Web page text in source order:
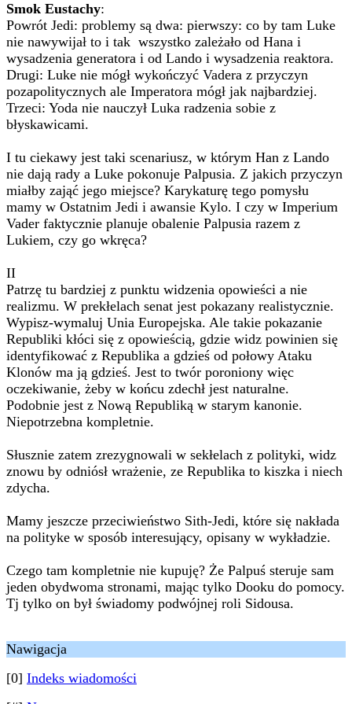
Smok Eustachy:
Powrót Jedi: problemy są dwa: pierwszy: co by tam Luke
nie nawywijał to i tak wszystko zależało od Hana i
wysadzenia generatora i od Lando i wysadzenia reaktora.
Drugi: Luke nie mógł wykończyć Vadera z przyczyn
pozapolitycznych ale Imperatora mógł jak najbardziej.
Trzeci: Yoda nie nauczył Luka radzenia sobie z
błyskawicami.
I tu ciekawy jest taki scenariusz, w którym Han z Lando
nie dają rady a Luke pokonuje Palpusia. Z jakich przyczyn
miałby zająć jego miejsce? Karykaturę tego pomysłu
mamy w Ostatnim Jedi i awansie Kylo. I czy w Imperium
Vader faktycznie planuje obalenie Palpusia razem z
Lukiem, czy go wkręca?
II
Patrzę tu bardziej z punktu widzenia opowieści a nie
realizmu. W prekłelach senat jest pokazany realistycznie.
Wypisz-wymaluj Unia Europejska. Ale takie pokazanie
Republiki kłóci się z opowieścią, gdzie widz powinien się
identyfikować z Republika a gdzieś od połowy Ataku
Klonów ma ją gdzieś. Jest to twór poroniony więc
oczekiwanie, żeby w końcu zdechł jest naturalne.
Podobnie jest z Nową Republiką w starym kanonie.
Niepotrzebna kompletnie.
Słusznie zatem zrezygnowali w sekłelach z polityki, widz
znowu by odniósł wrażenie, ze Republika to kiszka i niech
zdycha.
Mamy jeszcze przeciwieństwo Sith-Jedi, które się nakłada
na polityke w sposób interesujący, opisany w wykładzie.
Czego tam kompletnie nie kupuję? Że Palpuś steruje sam
jeden obydwoma stronami, mając tylko Dooku do pomocy.
Tj tylko on był świadomy podwójnej roli Sidousa.
Nawigacja
[0] Indeks wiadomości